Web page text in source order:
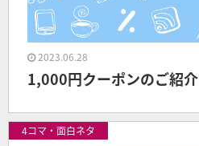
2023.06.28
1,000円クーポンのご紹介
4コマ・面白ネタ